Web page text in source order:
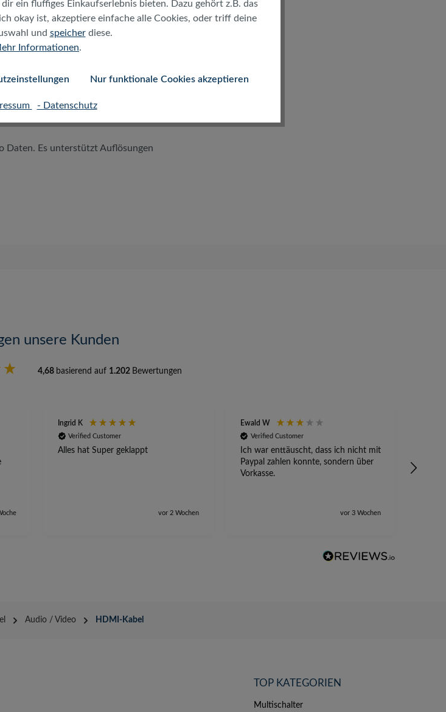
True HD und dts-HD Audiodaten
Daten. Es unterstützt Auflösungen
unsere Kunden
4,68 basierend auf 1.202 Bewertungen
Ingrid K
Verified Customer
Alles hat Super geklappt
vor 2 Wochen
Ewald W
Verified Customer
Ich war enttäuscht, dass ich nicht mit
Paypal zahlen konnte, sondern über
Vorkasse.
vor 3 Wochen
Audio / Video HDMI-Kabel
TOP KATEGORIEN
Multischalter
ein fluffiges Einkaufserlebnis bieten. Dazu gehört z.B. das
okay ist, akzeptiere einfache alle Cookies, oder triff deine
und speicherdiese.
Informationen.
Nur funktionale Cookies akzeptieren
- Datenschutz